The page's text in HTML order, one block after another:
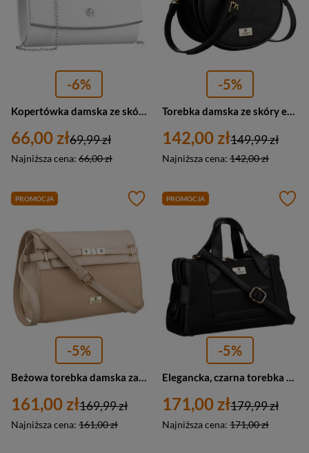
-6%
66,00 zł
Najniższa cena: 66,00 zł
69,99 zł
-5%
142,00 zł
Najniższa cena: 142,00 zł
149,99 zł
PROMOCJA
-5%
Beżowa torebka damska zamykana suwakiem i magnesem - Peterson
161,00 zł
Najniższa cena: 161,00 zł
169,99 zł
PROMOCJA
-5%
Elegancka, czarna torebka damska wykonana z materiału syntetycznego, zamykana suwakiem - Peterson
171,00 zł
Najniższa cena: 171,00 zł
179,99 zł